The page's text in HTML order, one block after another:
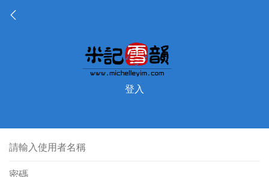
登入